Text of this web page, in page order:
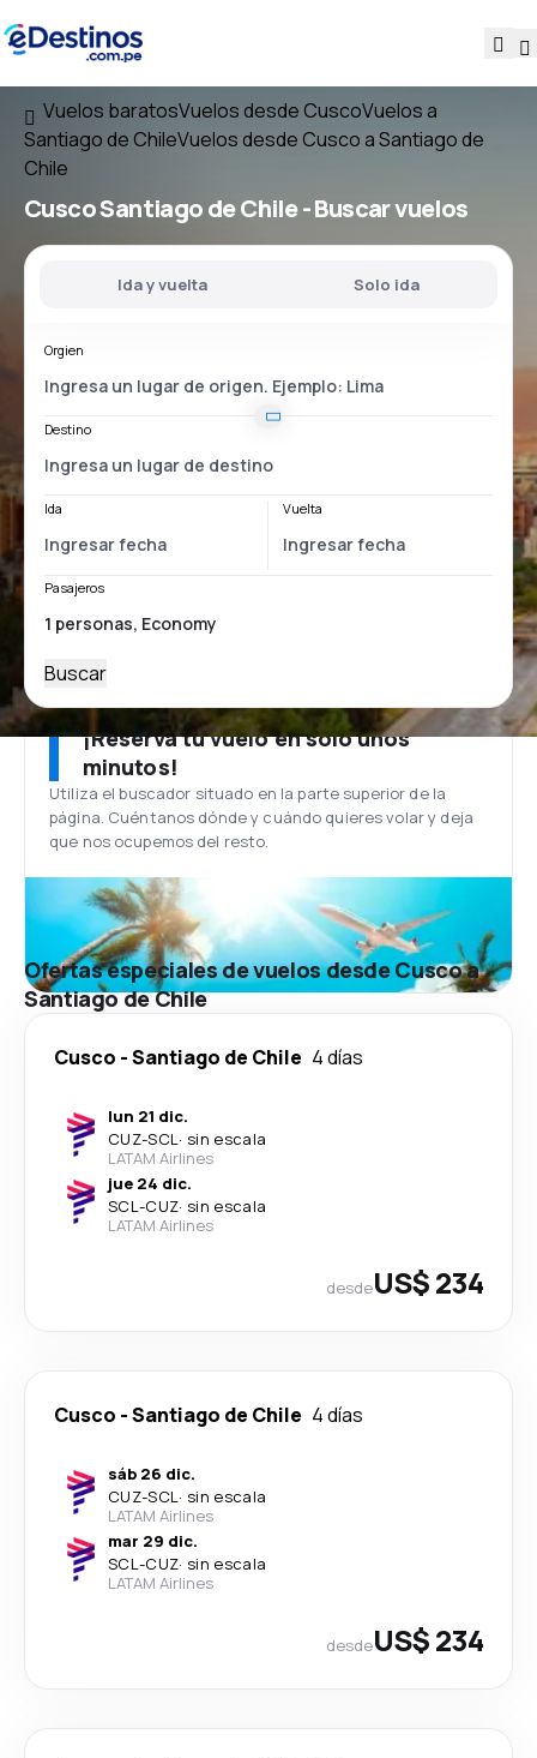
Vuelos baratosVuelos desde CuscoVuelos a
Santiago de ChileVuelos desde Cusco a Santiago de
Chile
Cusco Santiago de Chile- Buscar vuelos
Ida y vuelta Solo ida
Orgien
Destino
Ida Vuelta
Pasajeros
Buscar
¡Reserva tu vuelo en solo unos
minutos!
Utiliza el buscador situado en la parte superior de la
página. Cuéntanos dónde y cuándo quieres volar y deja
que nos ocupemos del resto.
Ofertas especiales de vuelos desde Cusco a
Santiago de Chile
Cusco -Santiago de Chile 4 días
lun 21 dic.
CUZ-SCL· sin escala
LATAM Airlines
jue 24 dic.
SCL-CUZ· sin escala
LATAM Airlines
desdeUS$ 234
Cusco -Santiago de Chile 4 días
sáb 26 dic.
CUZ-SCL· sin escala
LATAM Airlines
mar 29 dic.
SCL-CUZ· sin escala
LATAM Airlines
desdeUS$ 234